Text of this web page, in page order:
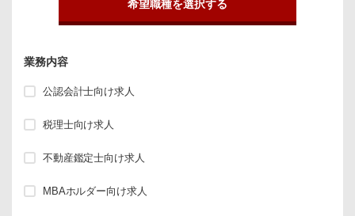
希望職種を選択する
業務内容
公認会計士向け求人
税理士向け求人
不動産鑑定士向け求人
MBAホルダー向け求人